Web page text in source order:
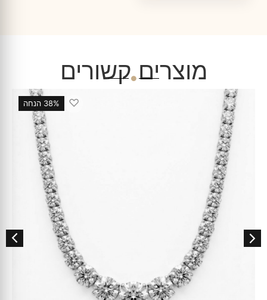
מוצרים קשורים
38% הנחה ♡